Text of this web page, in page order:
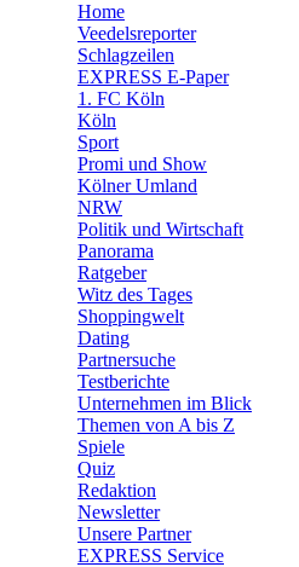
🛒 Shoppingwelt
Home
Veedelsreporter
Schlagzeilen
EXPRESS E-Paper
1. FC Köln
Köln
Sport
Promi und Show
Kölner Umland
NRW
Politik und Wirtschaft
Panorama
Ratgeber
Witz des Tages
Shoppingwelt
Dating
Partnersuche
Testberichte
Unternehmen im Blick
Themen von A bis Z
Spiele
Quiz
Redaktion
Newsletter
Unsere Partner
EXPRESS Service